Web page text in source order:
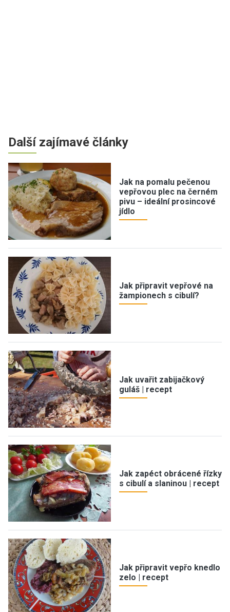
Další zajímavé články
Jak na pomalu pečenou
vepřovou plec na černém
pivu – ideální prosincové
jídlo
Jak připravit vepřové na
žampionech s cibulí?
Jak uvařit zabijačkový
guláš | recept
Jak zapéct obrácené řízky
s cibulí a slaninou | recept
Jak připravit vepřo knedlo
zelo | recept